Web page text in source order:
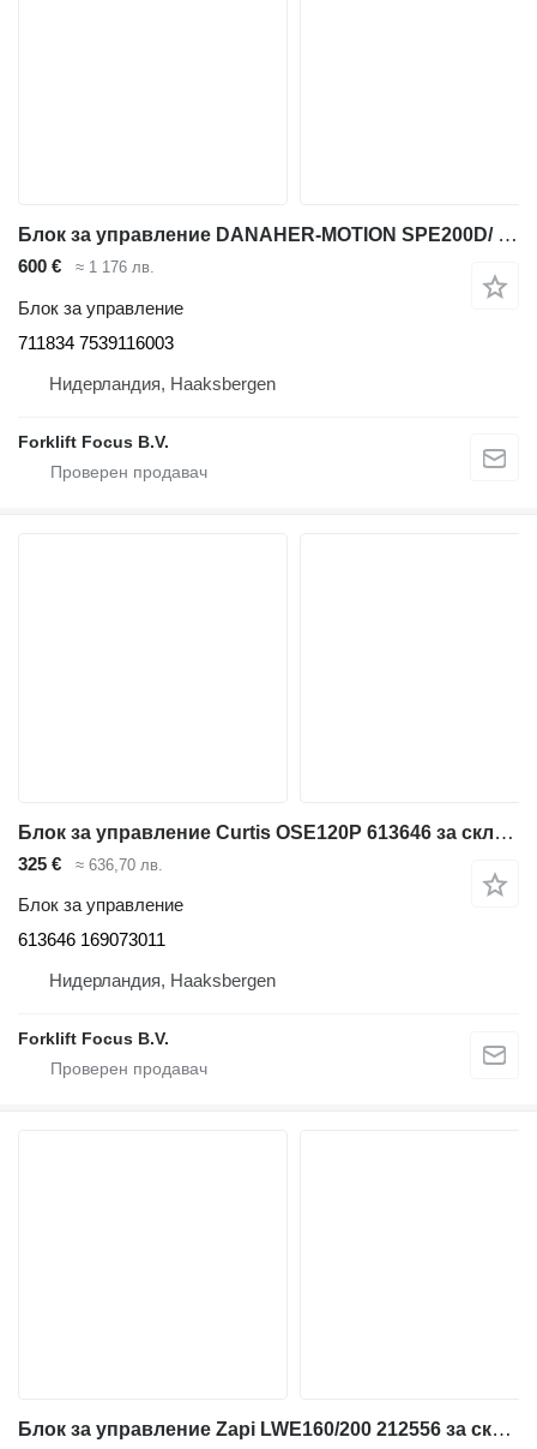
Блок за управление DANAHER-MOTION SPE200D/ SWE 1600L 711834 за складова техника BT SPE200D/ SWE 1600L
600 € ≈ 1 176 лв.
Блок за управление
711834 7539116003
Нидерландия, Haaksbergen
Forklift Focus B.V.
Блок за управление Curtis OSE120P 613646 за складова техника BT OSE120P
325 € ≈ 636,70 лв.
Блок за управление
613646 169073011
Нидерландия, Haaksbergen
Forklift Focus B.V.
Блок за управление Zapi LWE160/200 212556 за складова техника BT LWE160/200